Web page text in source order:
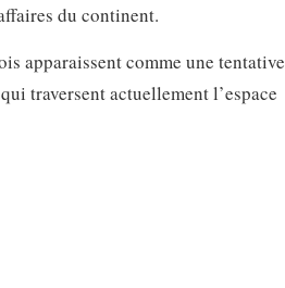
du continent.
apparaissent comme une tentative
traversent actuellement l’espace